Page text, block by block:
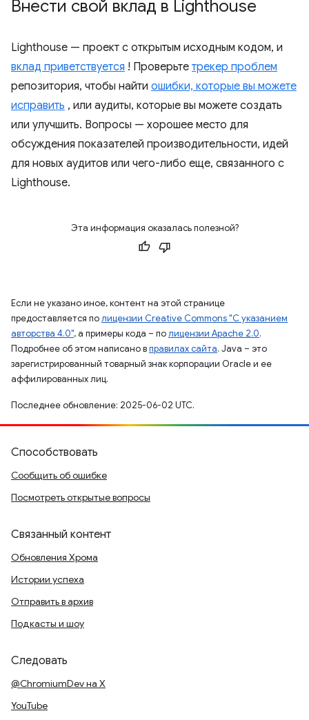
Внести свой вклад в Lighthouse
Lighthouse — проект с открытым исходным кодом, и
вклад приветствуется ! Проверьте трекер проблем
репозитория, чтобы найти ошибки, которые вы можете
исправить , или аудиты, которые вы можете создать
или улучшить. Вопросы — хорошее место для
обсуждения показателей производительности, идей
для новых аудитов или чего-либо еще, связанного с
Lighthouse.
Эта информация оказалась полезной?
Если не указано иное, контент на этой странице
предоставляется полицензии Creative Commons "С указанием
авторства 4.0", а примеры кода – полицензии Apache 2.0.
Подробнее об этом написано вправилах сайта. Java – это
зарегистрированный товарный знак корпорации Oracle и ее
аффилированных лиц.
Последнее обновление: 2025-06-02 UTC.
Способствовать
Сообщить об ошибке
Посмотреть открытые вопросы
Связанный контент
Обновления Хрома
Истории успеха
Отправить в архив
Подкасты и шоу
Следовать
@ChromiumDev на X
YouTube